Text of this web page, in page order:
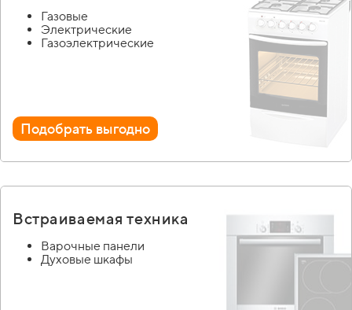
Газовые
Электрические
Газоэлектрические
Подобрать выгодно
Встраиваемая техника
Варочные панели
Духовые шкафы